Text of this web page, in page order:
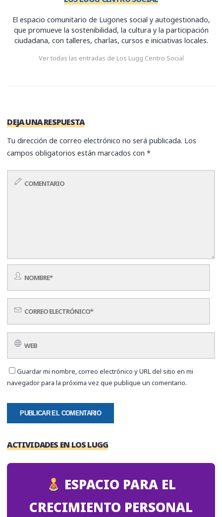
El espacio comunitario de Lugones social y autogestionado,
que promueve la sostenibilidad, la cultura y la participación
ciudadana, con talleres, charlas, cursos e iniciativas locales.
Ver todas las entradas de Los Lugg Centro Social
DEJA UNA RESPUESTA
Tu dirección de correo electrónico no será publicada. Los
campos obligatorios están marcados con*
Guardar mi nombre, correo electrónico y URL del sitio en mi
navegador para la próxima vez que publique un comentario.
ACTIVIDADES EN LOS LUGG
ESPACIO PARA EL
CRECIMIENTO PERSONAL